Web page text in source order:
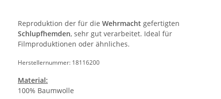
Reproduktion der für die Wehrmacht gefertigten
Schlupfhemden, sehr gut verarbeitet. Ideal für
Filmproduktionen oder ähnliches.
Herstellernummer: 18116200
Material:
100% Baumwolle